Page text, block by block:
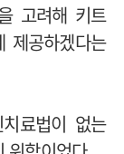
고려해 키트
제공하겠다는
료법이 없는